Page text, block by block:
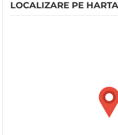
LOCALIZARE PE HARTA